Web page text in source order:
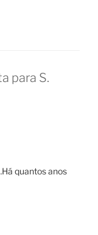
para S.
quantos anos